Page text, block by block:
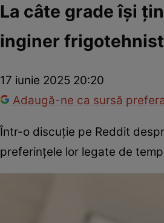
La câte grade își
inginer
17 iunie 2025 20:20
Adaugă-ne ca sursă
Într-o discuție pe Reddit
preferințele lor legate de